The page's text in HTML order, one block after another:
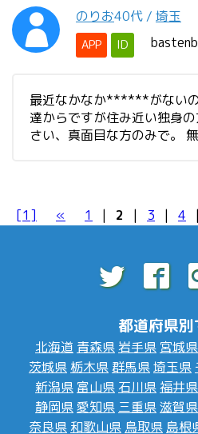
のりお40代 / 埼玉
APP ID
最近なかなか******がない
達からですが住み近い独身
さい、真面目な方のみで。
[1] « 1 | 2 | 3 | 4
都道府県別
北海道 青森県 岩手県 宮城県
茨城県 栃木県群馬県埼玉県
新潟県 富山県 石川県福井県
静岡県愛知県 三重県滋賀県
奈良県 和歌山県 鳥取県 島根